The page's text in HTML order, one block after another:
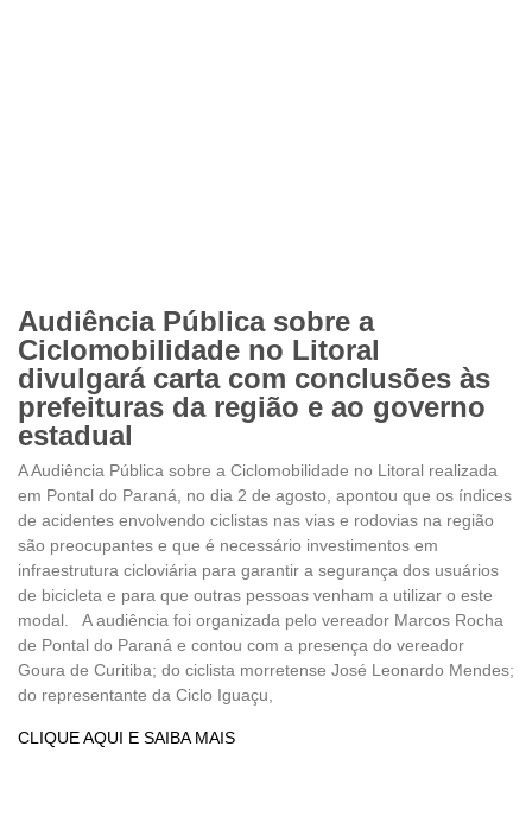
Audiência Pública sobre a
Ciclomobilidade no Litoral
divulgará carta com conclusões às
prefeituras da região e ao governo
estadual
A Audiência Pública sobre a Ciclomobilidade no Litoral realizada
em Pontal do Paraná, no dia 2 de agosto, apontou que os índices
de acidentes envolvendo ciclistas nas vias e rodovias na região
são preocupantes e que é necessário investimentos em
infraestrutura cicloviária para garantir a segurança dos usuários
de bicicleta e para que outras pessoas venham a utilizar o este
modal. A audiência foi organizada pelo vereador Marcos Rocha
de Pontal do Paraná e contou com a presença do vereador
Goura de Curitiba; do ciclista morretense José Leonardo Mendes;
do representante da Ciclo Iguaçu,
CLIQUE AQUI E SAIBA MAIS